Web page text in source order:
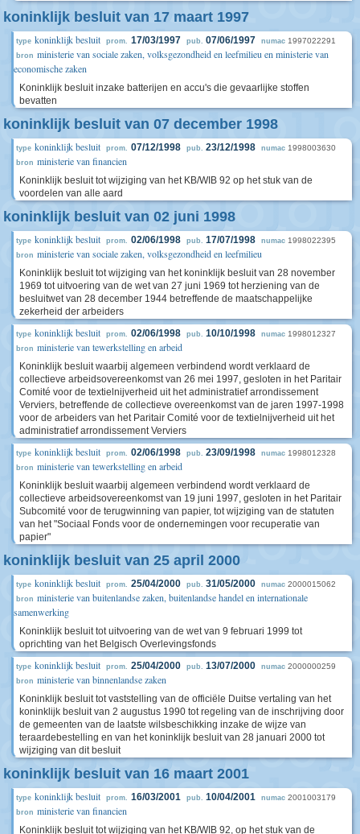
koninklijk besluit van 17 maart 1997
type koninklijk besluit prom. 17/03/1997 pub. 07/06/1997 numac 1997022291
bron ministerie van sociale zaken, volksgezondheid en leefmilieu en ministerie van
economische zaken
Koninklijk besluit inzake batterijen en accu's die gevaarlijke stoffen
bevatten
koninklijk besluit van 07 december 1998
type koninklijk besluit prom. 07/12/1998 pub. 23/12/1998 numac 1998003630
bron ministerie van financien
Koninklijk besluit tot wijziging van het KB/WIB 92 op het stuk van de
voordelen van alle aard
koninklijk besluit van 02 juni 1998
type koninklijk besluit prom. 02/06/1998 pub. 17/07/1998 numac 1998022395
bron ministerie van sociale zaken, volksgezondheid en leefmilieu
Koninklijk besluit tot wijziging van het koninklijk besluit van 28 november
1969 tot uitvoering van de wet van 27 juni 1969 tot herziening van de
besluitwet van 28 december 1944 betreffende de maatschappelijke
zekerheid der arbeiders
type koninklijk besluit prom. 02/06/1998 pub. 10/10/1998 numac 1998012327
bron ministerie van tewerkstelling en arbeid
Koninklijk besluit waarbij algemeen verbindend wordt verklaard de
collectieve arbeidsovereenkomst van 26 mei 1997, gesloten in het Paritair
Comité voor de textielnijverheid uit het administratief arrondissement
Verviers, betreffende de collectieve overeenkomst van de jaren 1997-1998
voor de arbeiders van het Paritair Comité voor de textielnijverheid uit het
administratief arrondissement Verviers
type koninklijk besluit prom. 02/06/1998 pub. 23/09/1998 numac 1998012328
bron ministerie van tewerkstelling en arbeid
Koninklijk besluit waarbij algemeen verbindend wordt verklaard de
collectieve arbeidsovereenkomst van 19 juni 1997, gesloten in het Paritair
Subcomité voor de terugwinning van papier, tot wijziging van de statuten
van het "Sociaal Fonds voor de ondernemingen voor recuperatie van
papier"
koninklijk besluit van 25 april 2000
type koninklijk besluit prom. 25/04/2000 pub. 31/05/2000 numac 2000015062
bron ministerie van buitenlandse zaken, buitenlandse handel en internationale
samenwerking
Koninklijk besluit tot uitvoering van de wet van 9 februari 1999 tot
oprichting van het Belgisch Overlevingsfonds
type koninklijk besluit prom. 25/04/2000 pub. 13/07/2000 numac 2000000259
bron ministerie van binnenlandse zaken
Koninklijk besluit tot vaststelling van de officiële Duitse vertaling van het
koninklijk besluit van 2 augustus 1990 tot regeling van de inschrijving door
de gemeenten van de laatste wilsbeschikking inzake de wijze van
teraardebestelling en van het koninklijk besluit van 28 januari 2000 tot
wijziging van dit besluit
koninklijk besluit van 16 maart 2001
type koninklijk besluit prom. 16/03/2001 pub. 10/04/2001 numac 2001003179
bron ministerie van financien
Koninklijk besluit tot wijziging van het KB/WIB 92, op het stuk van de